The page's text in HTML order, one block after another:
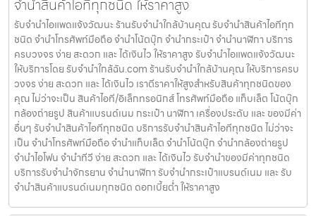
จำนำสินค้าไอทีทุกชนิด ให้ราคาสูง
รับจำนำไอแพดแจ้งวัฒนะ ร้านรับจำนำใกล้บ้านคุณ รับจำนำสินค้าไอทีทุก
ชนิด จำนำโทรศัพท์มือถือ จำนำโน้ตบุ๊ก จำนำกระเป๋า จำนำนาฬิกา บริการ
ครบวงจร ง่าย สะดวก และ ได้เงินไว ให้ราคาสูง รับจำนำไอแพดแจ้งวัฒนะ
ให้บริการโดย รับจํานําใกล้ฉัน.com ร้านรับจำนำใกล้บ้านคุณ ให้บริการครบ
วงจร ง่าย สะดวก และ ได้เงินไว เราตีราคาให้สูงสำหรับสินค้าทุกชนิดของ
คุณ ไม่ว่าจะเป็น สินค้าไอที/อิเล็กทรอนิกส์ โทรศัพท์มือถือ แท็บเล็ต โน้ตบุ๊ก
กล้องถ่ายรูป สินค้าแบรนด์เนม กระเป๋า นาฬิกา เครื่องประดับ และ ของมีค่า
อื่นๆ รับจำนำสินค้าไอทีทุกชนิด บริการรับจำนำสินค้าไอทีทุกชนิด ไม่ว่าจะ
เป็น จำนำโทรศัพท์มือถือ จำนำแท็บเล็ต จำนำโน้ตบุ๊ก จำนำกล้องถ่ายรูป
จำนำไอโฟน จำนำทีวี ง่าย สะดวก และ ได้เงินไว รับจำนำของมีค่าทุกชนิด
บริการรับจำนำจักรยาน จำนำนาฬิกา รับจำนำกระเป๋าแบรนด์เนม และ รับ
จำนำสินค้าแบรนด์เนมทุกชนิด ดอกเบี้ยต่ำ ให้ราคาสูง